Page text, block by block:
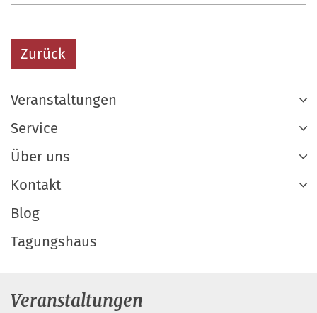
Zurück
Veranstaltungen
Service
Über uns
Kontakt
Blog
Tagungshaus
Veranstaltungen